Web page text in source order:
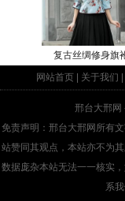
复古丝绸修身旗
网站首页
关于我们
邢台大邢网
免责声明：邢台大邢网所有
站赞同其观点，本站亦不为
数据庞杂本站无法一一核实
系